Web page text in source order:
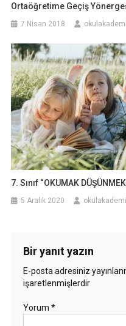
Ortaöğretime Geçiş
7 Nisan 2018 okulakademi
7. Sınıf “OKUMAK
5 Aralık 2020 okulakademi
Bir yanıt yazın
E-posta adresiniz
işaretlenmişlerdir
Yorum *